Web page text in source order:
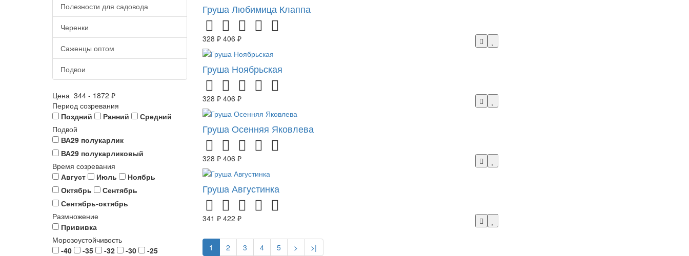
Полезности для садовода
Черенки
Саженцы оптом
Подвои
Цена 344 - 1872 ₽
Период созревания
Поздний
Ранний
Средний
Подвой
ВА29 полукарлик
ВА29 полукарликовый
Время созревания
Август
Июль
Ноябрь
Октябрь
Сентябрь
Сентябрь-октябрь
Размножение
Прививка
Морозоустойчивость
-40
-35 -32 -30 -25
Груша Любимица Клаппа
328 ₽ 406 ₽
Груша Ноябрьская
328 ₽ 406 ₽
Груша Осенняя Яковлева
328 ₽ 406 ₽
Груша Августинка
341 ₽ 422 ₽
1 2 3 4 5 > >|